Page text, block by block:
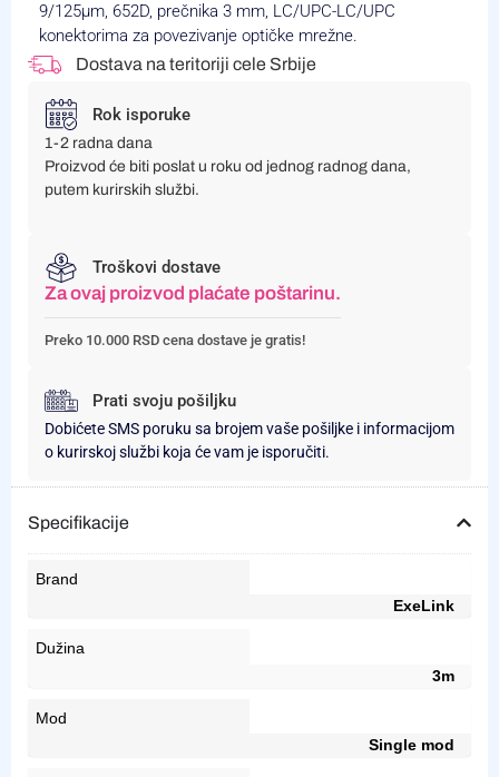
9/125µm, 652D, prečnika 3 mm, LC/UPC-LC/UPC
konektorima za povezivanje optičke mrežne.
Dostava na teritoriji cele Srbije
Rok isporuke
1-2 radna dana
Proizvod će biti poslat u roku od jednog radnog dana,
putem kurirskih službi.
Troškovi dostave
Za ovaj proizvod plaćate poštarinu.
Preko 10.000 RSD cena dostave je gratis!
Prati svoju pošiljku
Dobićete SMS poruku sa brojem vaše pošiljke i informacijom
o kurirskoj službi koja će vam je isporučiti.
Specifikacije
Brand
ExeLink
Dužina
3m
Mod
Single mod